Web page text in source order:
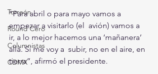
Torreón
Round Cero
Columnistas
CDMX
“Para abril o para mayo vamos a
empezar a visitarlo (el  avión) vamos a
ir, a lo mejor hacemos una ‘mañanera’
allá. Sí me voy a  subir, no en el aire, en
tierra”, afirmó el presidente.